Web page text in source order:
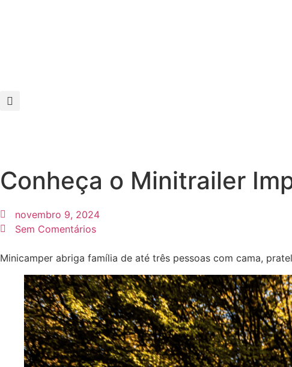
Conheça o Minitrailer
novembro 9, 2024
Sem Comentários
Minicamper abriga família de até três pessoas com cama,